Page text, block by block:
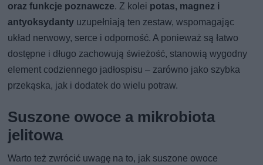
oraz funkcje poznawcze. Z kolei potas, magnez i
antyoksydanty uzupełniają ten zestaw, wspomagając
układ nerwowy, serce i odporność. A ponieważ są łatwo
dostępne i długo zachowują świeżość, stanowią wygodny
element codziennego jadłospisu – zarówno jako szybka
przekąska, jak i dodatek do wielu potraw.
Suszone owoce a mikrobiota
jelitowa
Warto też zwrócić uwagę na to, jak suszone owoce